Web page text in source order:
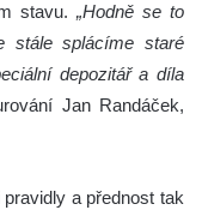
stavu. „Hodně se to
stále splácíme staré
depozitář a díla
Jan Randáček,
a přednost tak